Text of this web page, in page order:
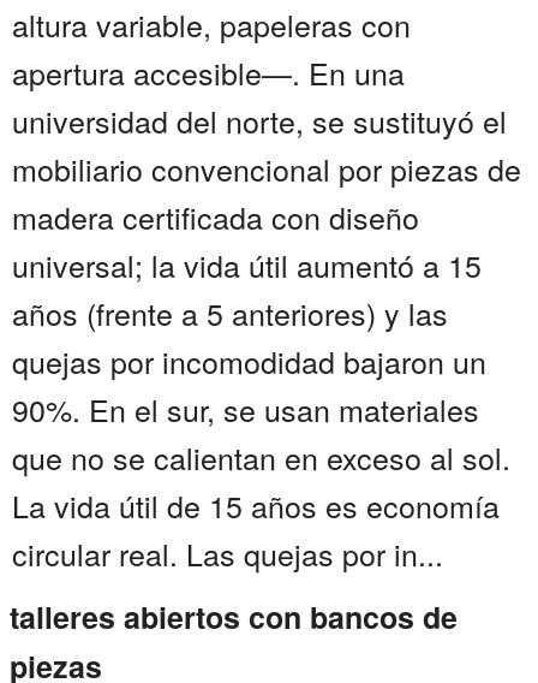
altura variable, papeleras con
apertura accesible—. En una
universidad del norte, se sustituyó el
mobiliario convencional por piezas de
madera certificada con diseño
universal; la vida útil aumentó a 15
años (frente a 5 anteriores) y las
quejas por incomodidad bajaron un
90%. En el sur, se usan materiales
que no se calientan en exceso al sol.
La vida útil de 15 años es economía
circular real. Las quejas por in...
talleres abiertos con bancos de
piezas